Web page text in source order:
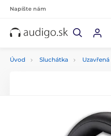
Napíšte nám
Úvod Sluchátka Uzavřená